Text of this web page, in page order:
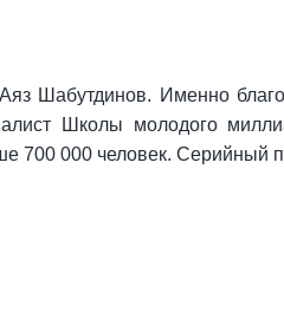
Шабутдинов. Именно
Школы молодого
700 000 человек. Серийный